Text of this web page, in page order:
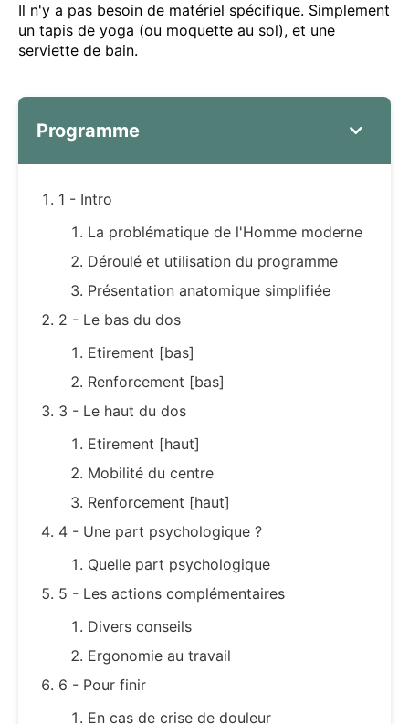
Il n'y a pas besoin de matériel spécifique. Simplement
un tapis de yoga (ou moquette au sol), et une
serviette de bain.
Programme
1 - Intro
La problématique de l'Homme moderne
Déroulé et utilisation du programme
Présentation anatomique simplifiée
2 - Le bas du dos
Etirement [bas]
Renforcement [bas]
3 - Le haut du dos
Etirement [haut]
Mobilité du centre
Renforcement [haut]
4 - Une part psychologique ?
Quelle part psychologique
5 - Les actions complémentaires
Divers conseils
Ergonomie au travail
6 - Pour finir
En cas de crise de douleur